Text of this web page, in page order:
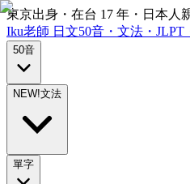
東京出身・在台 17 年・日本人
Iku老師 日文50音・文法・JLPT
50音
NEW!文法
單字